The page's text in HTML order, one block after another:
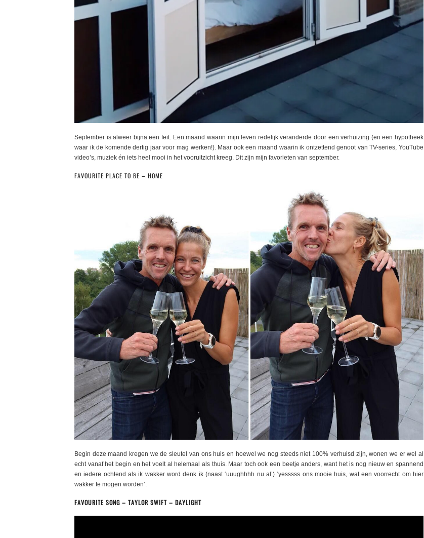
September is alweer bijna een feit. Een maand waarin mijn leven redelijk veranderde door een verhuizing (en een hypotheek
waar ik de komende dertig jaar voor mag werken!). Maar ook een maand waarin ik ontzettend genoot van TV-series, YouTube
video’s, muziek én iets heel mooi in het vooruitzicht kreeg. Dit zijn mijn favorieten van september.
FAVOURITE PLACE TO BE – HOME
Begin deze maand kregen we de sleutel van ons huis en hoewel we nog steeds niet 100% verhuisd zijn, wonen we er wel al
echt vanaf het begin en het voelt al helemaal als thuis. Maar toch ook een beetje anders, want het is nog nieuw en spannend
en iedere ochtend als ik wakker word denk ik (naast ‘uuughhhh nu al’) ‘yesssss ons mooie huis, wat een voorrecht om hier
wakker te mogen worden’.
FAVOURITE SONG – TAYLOR SWIFT – DAYLIGHT